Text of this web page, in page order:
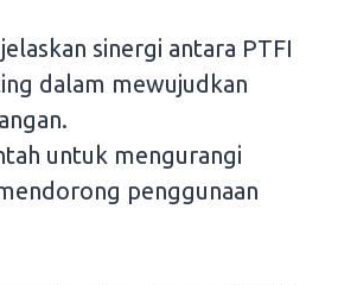
sinergi antara PTFI
dalam mewujudkan
untuk mengurangi
penggunaan